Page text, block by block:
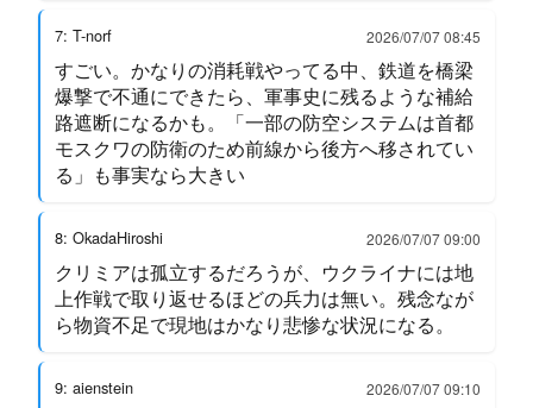
7: T-norf 2026/07/07 08:45
すごい。かなりの消耗戦やってる中、鉄道を橋梁
爆撃で不通にできたら、軍事史に残るような補給
路遮断になるかも。「一部の防空システムは首都
モスクワの防衛のため前線から後方へ移されてい
る」も事実なら大きい
8: OkadaHiroshi 2026/07/07 09:00
クリミアは孤立するだろうが、ウクライナには地
上作戦で取り返せるほどの兵力は無い。残念なが
ら物資不足で現地はかなり悲惨な状況になる。
9: aienstein 2026/07/07 09:10